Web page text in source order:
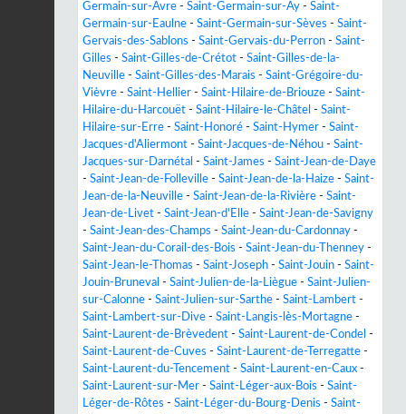
Germain-sur-Avre - Saint-Germain-sur-Ay - Saint-
Germain-sur-Eaulne - Saint-Germain-sur-Sèves - Saint-
Gervais-des-Sablons - Saint-Gervais-du-Perron - Saint-
Gilles - Saint-Gilles-de-Crétot - Saint-Gilles-de-la-
Neuville - Saint-Gilles-des-Marais - Saint-Grégoire-du-
Vièvre - Saint-Hellier - Saint-Hilaire-de-Briouze - Saint-
Hilaire-du-Harcouët - Saint-Hilaire-le-Châtel - Saint-
Hilaire-sur-Erre - Saint-Honoré - Saint-Hymer - Saint-
Jacques-d'Aliermont - Saint-Jacques-de-Néhou - Saint-
Jacques-sur-Darnétal - Saint-James - Saint-Jean-de-Daye
- Saint-Jean-de-Folleville - Saint-Jean-de-la-Haize - Saint-
Jean-de-la-Neuville - Saint-Jean-de-la-Rivière - Saint-
Jean-de-Livet - Saint-Jean-d'Elle - Saint-Jean-de-Savigny
- Saint-Jean-des-Champs - Saint-Jean-du-Cardonnay -
Saint-Jean-du-Corail-des-Bois - Saint-Jean-du-Thenney -
Saint-Jean-le-Thomas - Saint-Joseph - Saint-Jouin - Saint-
Jouin-Bruneval - Saint-Julien-de-la-Liègue - Saint-Julien-
sur-Calonne - Saint-Julien-sur-Sarthe - Saint-Lambert -
Saint-Lambert-sur-Dive - Saint-Langis-lès-Mortagne -
Saint-Laurent-de-Brèvedent - Saint-Laurent-de-Condel -
Saint-Laurent-de-Cuves - Saint-Laurent-de-Terregatte -
Saint-Laurent-du-Tencement - Saint-Laurent-en-Caux -
Saint-Laurent-sur-Mer - Saint-Léger-aux-Bois - Saint-
Léger-de-Rôtes - Saint-Léger-du-Bourg-Denis - Saint-